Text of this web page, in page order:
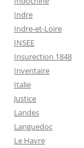
Indre
Indre-et-Loire
INSEE
Insurection 1848
Inventaire
Italie
Justice
Landes
Languedoc
Le Havre